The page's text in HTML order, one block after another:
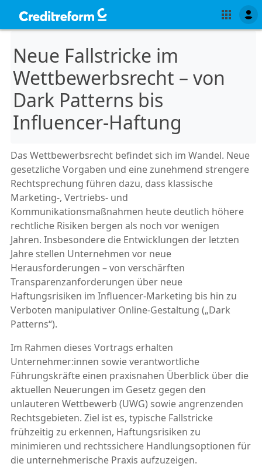
Neue Fallstricke im
Wettbewerbsrecht – von
Dark Patterns bis
Influencer-Haftung
Das Wettbewerbsrecht befindet sich im Wandel. Neue
gesetzliche Vorgaben und eine zunehmend strengere
Rechtsprechung führen dazu, dass klassische
Marketing-, Vertriebs- und
Kommunikationsmaßnahmen heute deutlich höhere
rechtliche Risiken bergen als noch vor wenigen
Jahren. Insbesondere die Entwicklungen der letzten
Jahre stellen Unternehmen vor neue
Herausforderungen – von verschärften
Transparenzanforderungen über neue
Haftungsrisiken im Influencer-Marketing bis hin zu
Verboten manipulativer Online-Gestaltung („Dark
Patterns“).
Im Rahmen dieses Vortrags erhalten
Unternehmer:innen sowie verantwortliche
Führungskräfte einen praxisnahen Überblick über die
aktuellen Neuerungen im Gesetz gegen den
unlauteren Wettbewerb (UWG) sowie angrenzenden
Rechtsgebieten. Ziel ist es, typische Fallstricke
frühzeitig zu erkennen, Haftungsrisiken zu
minimieren und rechtssichere Handlungsoptionen für
die unternehmerische Praxis aufzuzeigen.